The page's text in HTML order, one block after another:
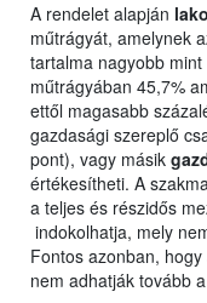
A rendelet alapján
műtrágyát, amelynek
tartalma nagyobb
műtrágyában 45,7%
ettől magasabb
gazdasági szereplő
pont), vagy másik
értékesítheti. A
a teljes és részidős
indokolhatja, mely
Fontos azonban,
nem adhatják tovább